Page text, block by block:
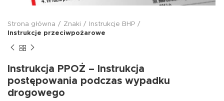
Strona główna Znaki
Instrukcje BHP
Instrukcje przeciwpożarowe
Instrukcja PPOŻ – Instrukcja
postępowania podczas wypadku
drogowego